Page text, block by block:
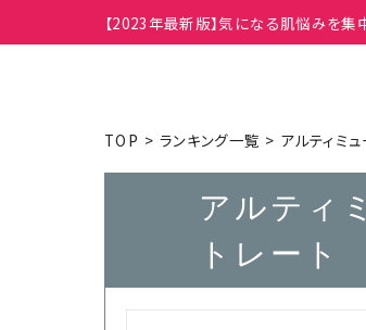
【2023年最新版】気になる肌悩みを
TOP ランキング一覧 アルティミ
アルティ
トレート